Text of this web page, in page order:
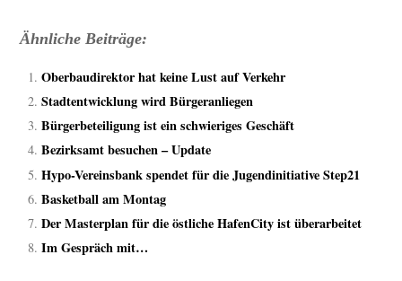
Ähnliche Beiträge:
Oberbaudirektor hat keine Lust auf Verkehr
Stadtentwicklung wird Bürgeranliegen
Bürgerbeteiligung ist ein schwieriges Geschäft
Bezirksamt besuchen – Update
Hypo-Vereinsbank spendet für die Jugendinitiative Step21
Basketball am Montag
Der Masterplan für die östliche HafenCity ist überarbeitet
Im Gespräch mit…